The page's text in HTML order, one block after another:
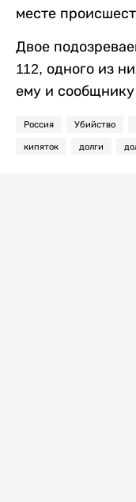
месте
Двое
112, одного из
ему и
Россия Убийство
кипяток долги